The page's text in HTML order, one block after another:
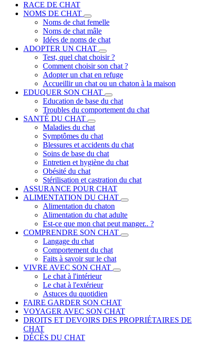
RACE DE CHAT
NOMS DE CHAT
Noms de chat femelle
Noms de chat mâle
Idées de noms de chat
ADOPTER UN CHAT
Test, quel chat choisir ?
Comment choisir son chat ?
Adopter un chat en refuge
Accueillir un chat ou un chaton à la maison
EDUQUER SON CHAT
Education de base du chat
Troubles du comportement du chat
SANTÉ DU CHAT
Maladies du chat
Symptômes du chat
Blessures et accidents du chat
Soins de base du chat
Entretien et hygiène du chat
Obésité du chat
Stérilisation et castration du chat
ASSURANCE POUR CHAT
ALIMENTATION DU CHAT
Alimentation du chaton
Alimentation du chat adulte
Est-ce que mon chat peut manger.. ?
COMPRENDRE SON CHAT
Langage du chat
Comportement du chat
Faits à savoir sur le chat
VIVRE AVEC SON CHAT
Le chat à l'intérieur
Le chat à l'extérieur
Astuces du quotidien
FAIRE GARDER SON CHAT
VOYAGER AVEC SON CHAT
DROITS ET DEVOIRS DES PROPRIÉTAIRES DE
CHAT
DÉCÈS DU CHAT